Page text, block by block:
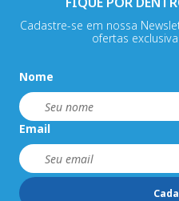
Cadastre-se em nossa
ofertas
Nome
Email